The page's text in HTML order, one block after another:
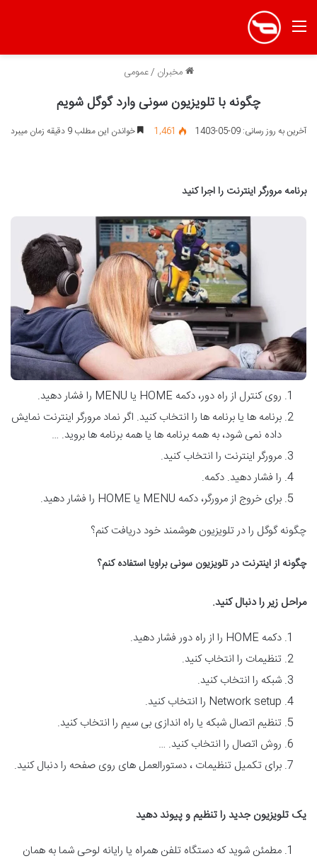
منو
مخبران /عمومی
چگونه با تلویزیون سونی وارد گوگل شویم
آخرین به روز رسانی: 09-05-1403 1,461 خواندن این مطلب 9 دقیقه زمان میبرد
برنامه مرورگر اینترنت را اجرا کنید
روی کنترل از راه دور، دکمه HOME یا MENU را فشار دهید.
برنامه ها یا برنامه ها را انتخاب کنید. اگر نماد مرورگر اینترنت نمایش
داده نمی شود، به همه برنامه ها یا همه برنامه ها بروید. …
مرورگر اینترنت را انتخاب کنید.
را فشار دهید. دکمه.
برای خروج از مرورگر، دکمه MENU یا HOME را فشار دهید.
چگونه گوگل را در تلویزیون هوشمند خود دریافت کنم؟
چگونه از اینترنت در تلویزیون سونی براویا استفاده کنم؟
مراحل زیر را دنبال کنید.
دکمه HOME را از راه دور فشار دهید.
تنظیمات را انتخاب کنید.
شبکه را انتخاب کنید.
Network setup را انتخاب کنید.
تنظیم اتصال شبکه یا راه اندازی بی سیم را انتخاب کنید.
روش اتصال را انتخاب کنید. …
برای تکمیل تنظیمات ، دستورالعمل های روی صفحه را دنبال کنید.
یک تلویزیون جدید را تنظیم و پیوند دهید
مطمئن شوید که دستگاه تلفن همراه یا رایانه لوحی شما به همان